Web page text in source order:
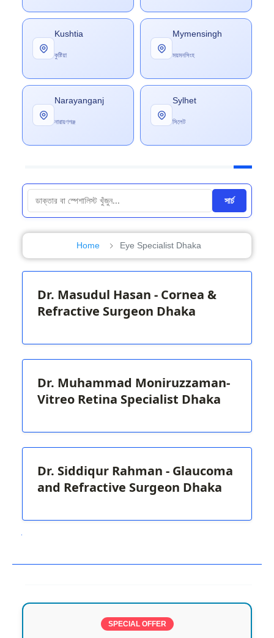
Kushtia
কুষ্টিয়া
Mymensingh
ময়মনসিংহ
Narayanganj
নারায়ণগঞ্জ
Sylhet
সিলেট
সার্চ
Home Eye Specialist Dhaka
Dr. Masudul Hasan - Cornea &
Refractive Surgeon Dhaka
Dr. Muhammad Moniruzzaman-
Vitreo Retina Specialist Dhaka
Dr. Siddiqur Rahman - Glaucoma
and Refractive Surgeon Dhaka
SPECIAL OFFER